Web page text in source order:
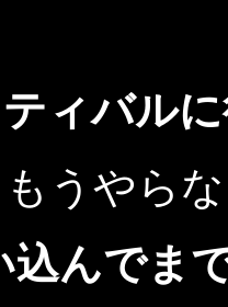
ィバル
うやら
込んでま